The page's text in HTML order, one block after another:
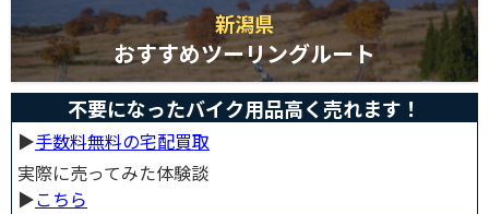
新潟県
おすすめツーリングルート
不要になったバイク用品高く売れます！
▶︎手数料無料の宅配買取
実際に売ってみた体験談
▶︎こちら